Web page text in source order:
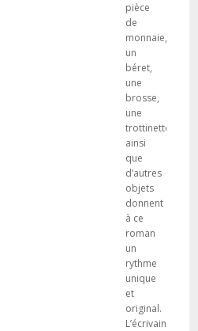
pièce
de
monnaie,
un
béret,
une
brosse,
une
trottinette
ainsi
que
d’autres
objets
donnent
à ce
roman
un
rythme
unique
et
original.
L’écrivaine